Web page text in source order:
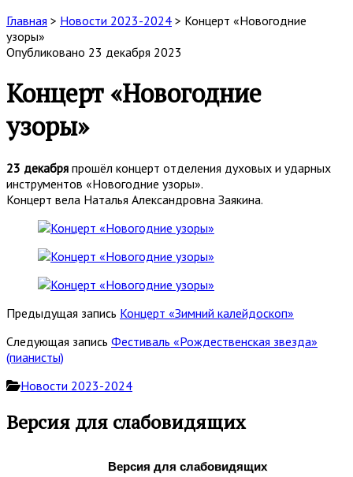
Главная > Новости 2023-2024 > Концерт «Новогодние
узоры»
Опубликовано 23 декабря 2023
Концерт «Новогодние
узоры»
23 декабря прошёл концерт отделения духовых и ударных
инструментов «Новогодние узоры».
Концерт вела Наталья Александровна Заякина.
Предыдущая запись Концерт «Зимний калейдоскоп»
Следующая запись Фестиваль «Рождественская звезда»
(пианисты)
Новости 2023-2024
Основная
Версия для слабовидящих
Версия для слабовидящих